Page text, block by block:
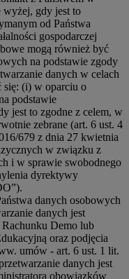
wyżej, gdy jest to
od Państwa
gospodarczej
mogą również być
na podstawie zgody
danych w celach
się: (i) w oparciu o
podstawie
jest to zgodne z celem, w
zebrane (art. 6 ust. 4
679 z dnia 27 kwietnia
w związku z
i w sprawie swobodnego
dyrektywy
danych osobowych
danych jest
Demo lub
oraz podjęcia
umów - art. 6 ust. 1 lit.
danych jest
obowiązków